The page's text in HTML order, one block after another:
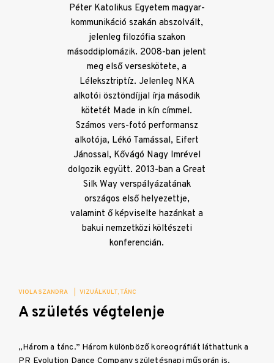
Péter Katolikus Egyetem magyar-
kommunikáció szakán abszolvált,
jelenleg filozófia szakon
másoddiplomázik. 2008-ban jelent
meg első verseskötete, a
Léleksztriptíz. Jelenleg NKA
alkotói ösztöndíjjal írja második
kötetét Made in kín címmel.
Számos vers-fotó performansz
alkotója, Lékó Tamással, Eifert
Jánossal, Kővágó Nagy Imrével
dolgozik együtt. 2013-ban a Great
Silk Way verspályázatának
országos első helyezettje,
valamint ő képviselte hazánkat a
bakui nemzetközi költészeti
konferencián.
VIOLA SZANDRA VIZUÁLKULT TÁNC
A születés végtelenje
„Három a tánc.” Három különböző koreográfiát láthattunk a
PR Evolution Dance Company születésnapi műsorán is.